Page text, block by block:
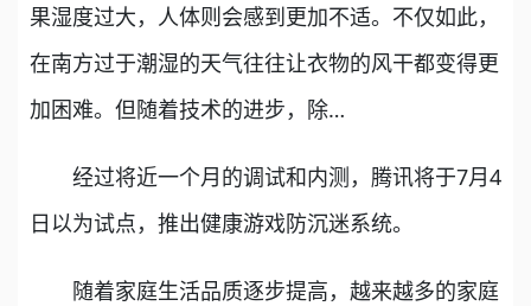
果湿度过大，人体则会感到更加不适。不仅如此，
在南方过于潮湿的天气往往让衣物的风干都变得更
加困难。但随着技术的进步，除…
经过将近一个月的调试和内测，腾讯将于7月4
日以为试点，推出健康游戏防沉迷系统。
随着家庭生活品质逐步提高，越来越多的家庭